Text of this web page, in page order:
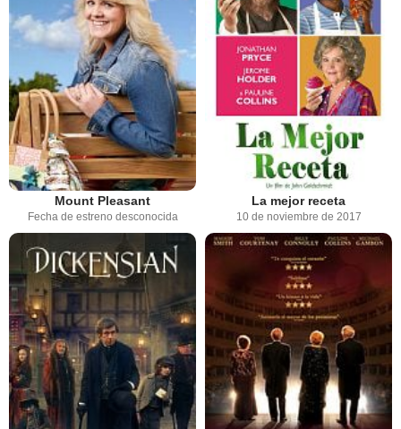
Mount Pleasant
Fecha de estreno desconocida
La mejor receta
10 de noviembre de 2017